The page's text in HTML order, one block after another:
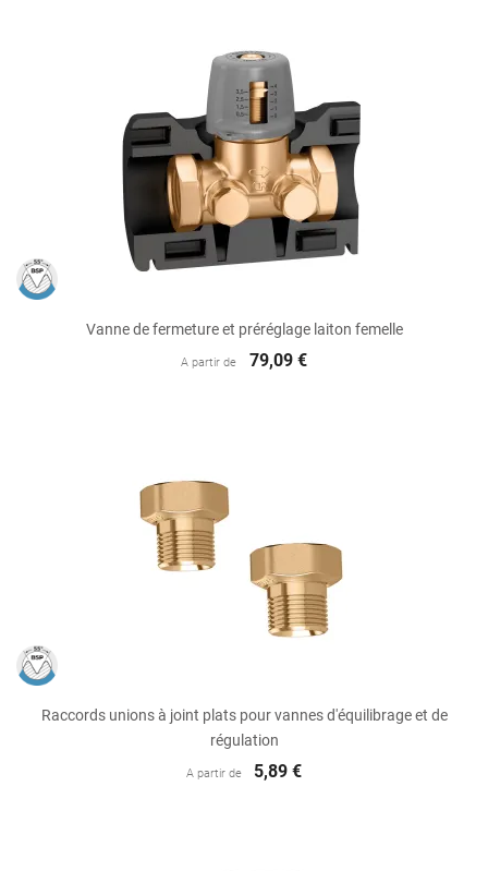
Vanne de fermeture et préréglage laiton femelle
A partir de 79,09 €
Raccords unions à joint plats pour vannes d'équilibrage et de
régulation
A partir de 5,89 €